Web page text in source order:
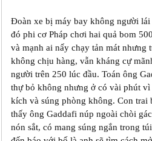
Đoàn xe bị máy bay không người lái
đó phi cơ Pháp chơi hai quả bom
và mạnh ai nấy chạy tản mát nhưng
không chịu hàng, vẫn kháng cự
người trên 250 lúc đầu. Toán ông
thự bỏ không nhưng ở có vài phút
kích và súng phòng không. Con trai
thấy ông Gaddafi núp ngoài chòi
nón sắt, có mang súng ngắn trong